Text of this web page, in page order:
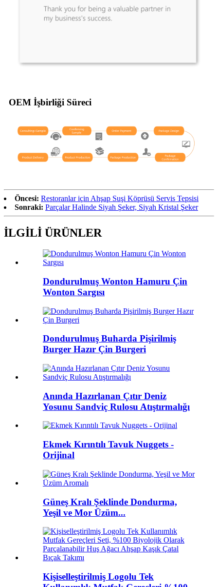
OEM İşbirliği Süreci
Öncesi: Restoranlar için Ahşap Suşi Köprüsü Servis Tepsisi
Sonraki: Parçalar Halinde Siyah Şeker, Siyah Kristal Şeker
İLGİLİ ÜRÜNLER
Dondurulmuş Wonton Hamuru Çin
Wonton Sargısı
Dondurulmuş Buharda Pişirilmiş
Burger Hazır Çin Burgeri
Anında Hazırlanan Çıtır Deniz
Yosunu Sandviç Rulosu Atıştırmalığı
Ekmek Kırıntılı Tavuk Nuggets -
Orijinal
Güneş Kralı Şeklinde Dondurma,
Yeşil ve Mor Üzüm...
Kişiselleştirilmiş Logolu Tek